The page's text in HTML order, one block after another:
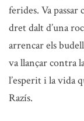
ferides. Va
dret dalt d’una
arrencar els
va llançar contra
l’esperit i la vida
Razís.